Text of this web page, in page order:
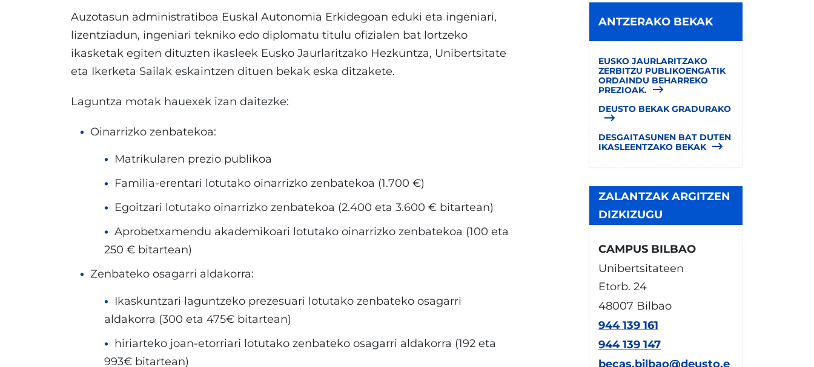
Auzotasun administratiboa Euskal Autonomia Erkidegoan eduki eta ingeniari,
lizentziadun, ingeniari tekniko edo diplomatu titulu ofizialen bat lortzeko
ikasketak egiten dituzten ikasleek Eusko Jaurlaritzako Hezkuntza, Unibertsitate
eta Ikerketa Sailak eskaintzen dituen bekak eska ditzakete.
Laguntza motak hauexek izan daitezke:
Oinarrizko zenbatekoa:
Matrikularen prezio publikoa
Familia-erentari lotutako oinarrizko zenbatekoa (1.700 €)
Egoitzari lotutako oinarrizko zenbatekoa (2.400 eta 3.600 € bitartean)
Aprobetxamendu akademikoari lotutako oinarrizko zenbatekoa (100 eta
250 € bitartean)
Zenbateko osagarri aldakorra:
Ikaskuntzari laguntzeko prezesuari lotutako zenbateko osagarri
aldakorra (300 eta 475€ bitartean)
hiriarteko joan-etorriari lotutako zenbateko osagarri aldakorra (192 eta
993€ bitartean)
ANTZERAKO BEKAK
EUSKO JAURLARITZAKO
ZERBITZU PUBLIKOENGATIK
ORDAINDU BEHARREKO
PREZIOAK.
DEUSTO BEKAK GRADURAKO
DESGAITASUNEN BAT DUTEN
IKASLEENTZAKO BEKAK
ZALANTZAK ARGITZEN
DIZKIZUGU
CAMPUS BILBAO
Unibertsitateen
Etorb. 24
48007 Bilbao
944 139 161
944 139 147
becas.bilbao@deusto.e